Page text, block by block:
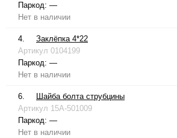
Паркод: —
Нет в наличии
4.
Заклёпка 4*22
Артикул 0104199
Паркод: —
Нет в наличии
6.
Шайба болта струбцины
Артикул 15A-501009
Паркод: —
Нет в наличии